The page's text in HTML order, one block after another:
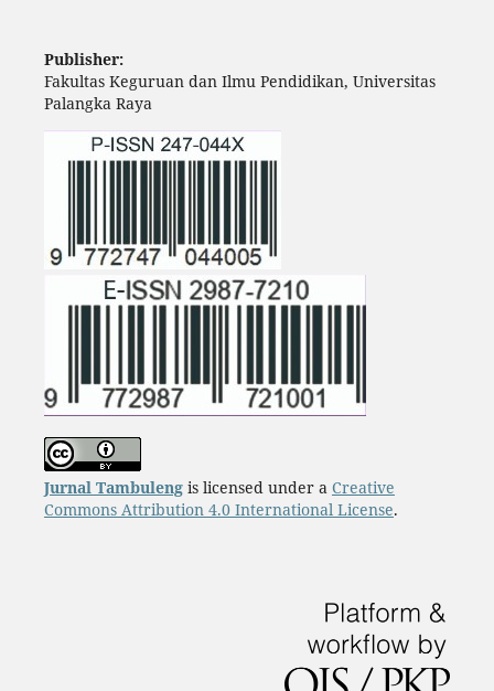
Publisher:
Fakultas Keguruan dan Ilmu Pendidikan, Universitas
Palangka Raya
Jurnal Tambulengis licensed under a Creative
Commons Attribution 4.0 International License.